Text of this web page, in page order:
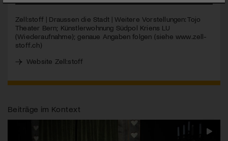
Zell:stoff | Draussen die Stadt | Weitere Vorstellungen: Tojo
Theater Bern; Künstlerwohnung Südpol Kriens LU
(Wiederaufnahme); genaue Angaben folgen (siehe www.zell-
stoff.ch)
Website Zell:stoff
Beiträge im Kontext